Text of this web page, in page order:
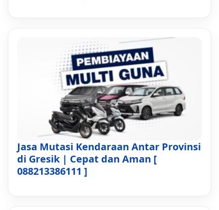
Jasa Mutasi Kendaraan Antar Provinsi
di Gresik | Cepat dan Aman [
088213386111 ]